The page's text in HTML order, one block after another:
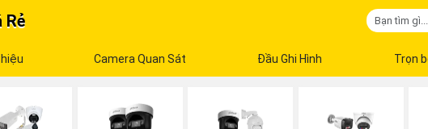
Rẻ
Camera Quan Sát Đầu Ghi Hình Trọn